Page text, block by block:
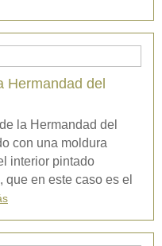
Hermandad del
la Hermandad del
con una moldura
interior pintado
en este caso es el